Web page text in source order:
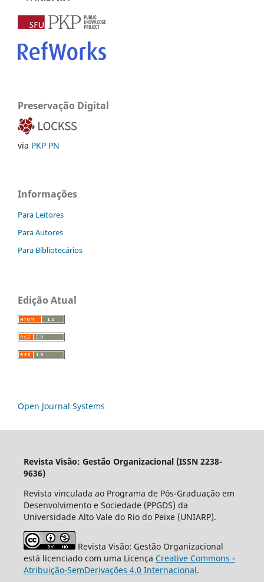
Preservação Digital
via PKP PN
Informações
Para Leitores
Para Autores
Para Bibliotecários
Edição Atual
Open Journal Systems
Revista Visão: Gestão Organizacional (ISSN 2238-
9636)
Revista vinculada ao Programa de Pós-Graduação em
Desenvolvimento e Sociedade (PPGDS) da
Universidade Alto Vale do Rio do Peixe (UNIARP).
Revista Visão: Gestão Organizacional
está licenciado com uma Licença Creative Commons -
Atribuição-SemDerivações 4.0 Internacional.